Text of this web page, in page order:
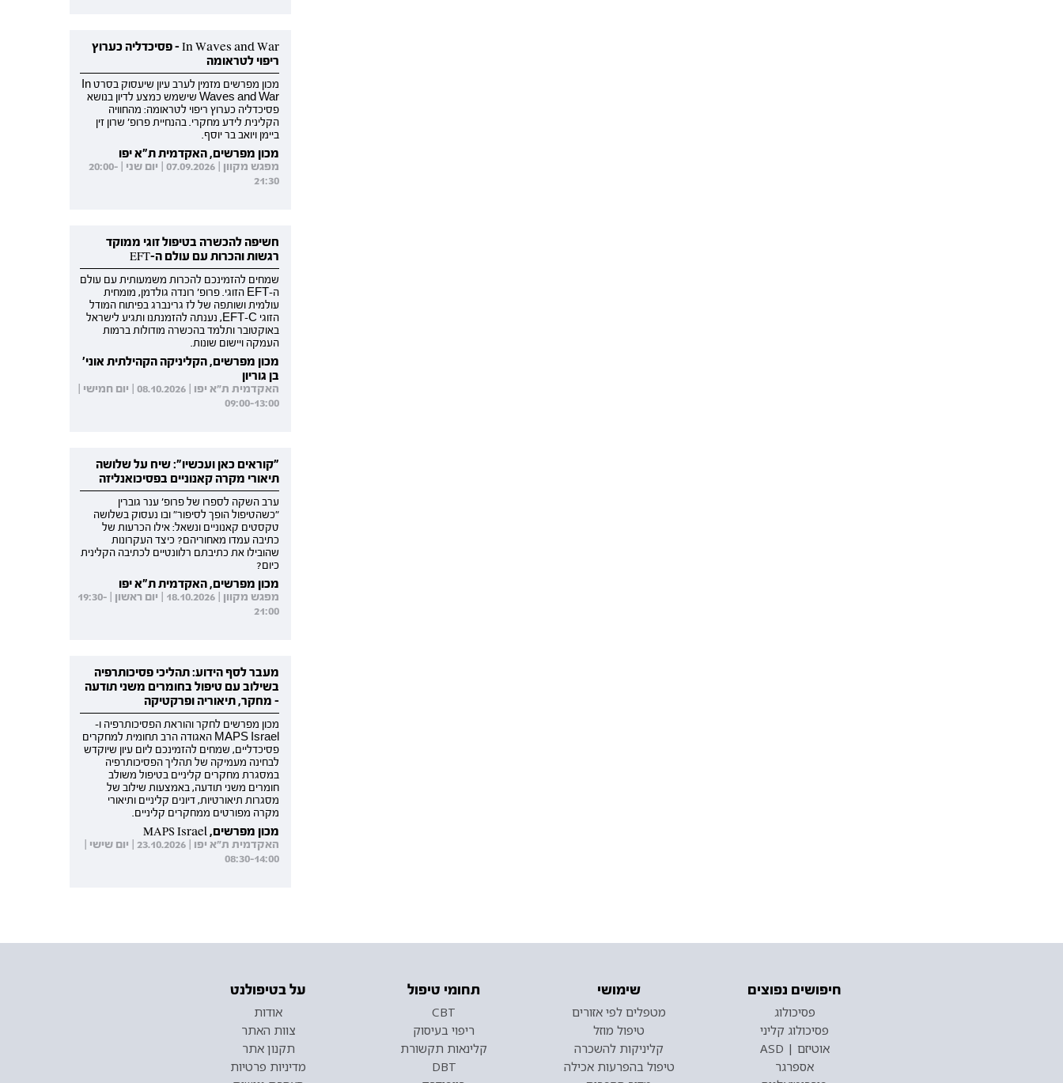
In Waves and War - פסיכדליה כערוץ
ריפוי לטראומה
מכון מפרשים מזמין לערב עיון שיעסוק בסרט In
Waves and War שישמש כמצע לדיון בנושא
פסיכדליה כערוץ ריפוי לטראומה: מהחוויה
הקלינית לידע מחקרי. בהנחיית פרופ' שרון זין
ביימן ויואב בר יוסף.
מכון מפרשים, האקדמית ת"א יפו
מפגש מקוון | 07.09.2026 | יום שני | 20:00-
21:30
חשיפה להכשרה בטיפול זוגי ממוקד
רגשות והכרות עם עולם ה-EFT
שמחים להזמינכם להכרות משמעותית עם עולם
ה-EFT הזוגי. פרופ' רונדה גולדמן, מומחית
עולמית ושותפה של לז גרינברג בפיתוח המודל
הזוגי EFT-C, נענתה להזמנתנו ותגיע לישראל
באוקטובר ותלמד בהכשרה מודולות ברמות
העמקה ויישום שונות.
מכון מפרשים, הקליניקה הקהילתית אוני'
בן גוריון
האקדמית ת"א יפו | 08.10.2026 | יום חמישי |
09:00-13:00
"קוראים כאן ועכשיו": שיח על שלושה
תיאורי מקרה קאנוניים בפסיכואנליזה
ערב השקה לספרו של פרופ' ענר גוברין
"כשהטיפול הופך לסיפור" ובו נעסוק בשלושה
טקסטים קאנוניים ונשאל: אילו הכרעות של
כתיבה עמדו מאחוריהם? כיצד העקרונות
שהובילו את כתיבתם רלוונטיים לכתיבה הקלינית
כיום?
מכון מפרשים, האקדמית ת"א יפו
מפגש מקוון | 18.10.2026 | יום ראשון | 19:30-
21:00
מעבר לסף הידוע: תהליכי פסיכותרפיה
בשילוב עם טיפול בחומרים משני תודעה
- מחקר, תיאוריה ופרקטיקה
מכון מפרשים לחקר והוראת הפסיכותרפיה ו-
MAPS Israel האגודה הרב תחומית למחקרים
פסיכדליים, שמחים להזמינכם ליום עיון שיוקדש
לבחינה מעמיקה של תהליך הפסיכותרפיה
במסגרת מחקרים קליניים בטיפול משולב
חומרים משני תודעה, באמצעות שילוב של
מסגרות תיאורטיות, דיונים קליניים ותיאורי
מקרה מפורטים ממחקרים קליניים.
מכון מפרשים, MAPS Israel
האקדמית ת"א יפו | 23.10.2026 | יום שישי |
08:30-14:00
חיפושים נפוצים
פסיכולוג
פסיכולוג קליני
אוטיזם | ASD
אספרגר
שימושי
מטפלים לפי אזורים
טיפול מוזל
קליניקות להשכרה
טיפול בהפרעות אכילה
תחומי טיפול
CBT
ריפוי בעיסוק
קלינאות תקשורת
DBT
על בטיפולנט
אודות
צוות האתר
תקנון אתר
מדיניות פרטיות